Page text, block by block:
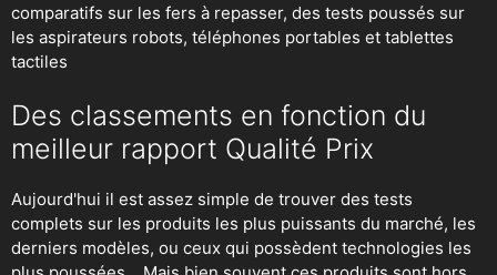
comparatifs sur les fers à repasser, des tests poussés sur
les aspirateurs robots, téléphones portables et tablettes
tactiles
Des classements en fonction du
meilleur rapport Qualité Prix
Aujourd'hui il est assez simple de trouver des tests
complets sur les produits les plus puissants du marché, les
derniers modèles, ou ceux qui possèdent technologies les